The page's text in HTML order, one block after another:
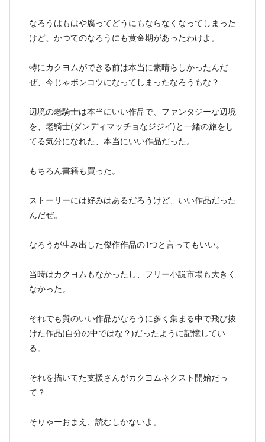
なろうはもはや腐ってどうにもならなくなってしまった
けど、かつてのなろうにも黄金期があったわけよ。
特にカクヨムができる前は本当に素晴らしかったんだ
ぜ、今じゃポンコツになってしまったなろうもな？
辺境の老騎士は本当にいい作品で、ファンタジーな辺境
を、老騎士(ダンディマッチョなジジイ)と一緒の旅をし
てる気分になれた、本当にいい作品だった。
もちろん書籍も買った。
ストーリーには好みはあるだろうけど、いい作品だった
んだぜ。
なろうが生み出した傑作作品の1つと言ってもいい。
当時はカクヨムもなかったし、フリー小説市場も大きく
なかった。
それでも質のいい作品がなろうに多く集まる中で飛び抜
けた作品(自分の中ではな？)だったように記憶してい
る。
それを描いてた支援さんがカクヨムネクスト開始だっ
て？
そりゃーおまえ、読むしかないよ。